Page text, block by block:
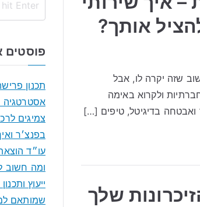
אותך?
שזה יקרה לו, אבל
ולקרוא באימה
ואבטחה בדיגיטל, טיפים […]
שלך
פוסטים
תכנון
אסטרטגיה
צמיגים
בפנצ׳ר
עו״ד
ומה חשוב
ייעוץ
שמותאם